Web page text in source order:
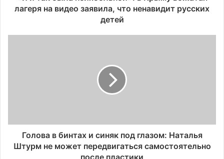
лагеря на видео заявила, что ненавидит русских
детей
Голова в бинтах и синяк под глазом: Наталья
Штурм не может передвигаться самостоятельно
после пластики